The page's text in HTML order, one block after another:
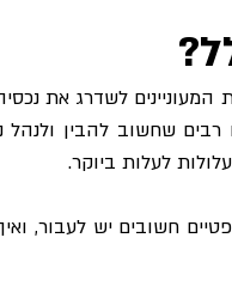
לעלות ביוקר.